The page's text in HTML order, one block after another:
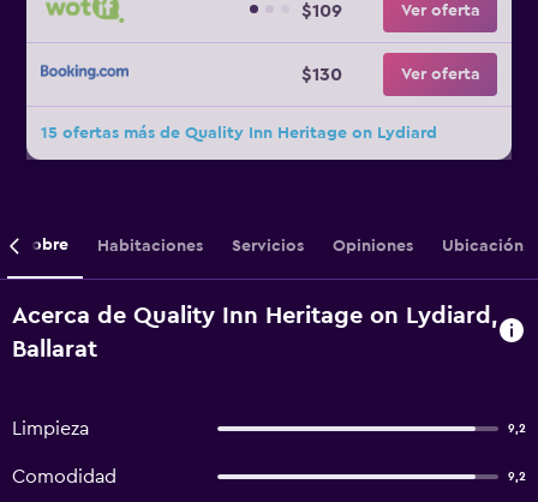
$109 Ver oferta
$130 Ver oferta
15 ofertas más de Quality Inn Heritage on Lydiard
Sobre Habitaciones Servicios Opiniones Ubicación
Acerca de Quality Inn Heritage on Lydiard,
Ballarat
Limpieza 9,2
Comodidad 9,2